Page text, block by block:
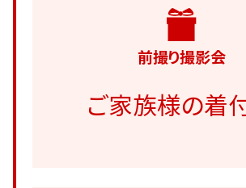
前撮り撮影会
ご家族様の着